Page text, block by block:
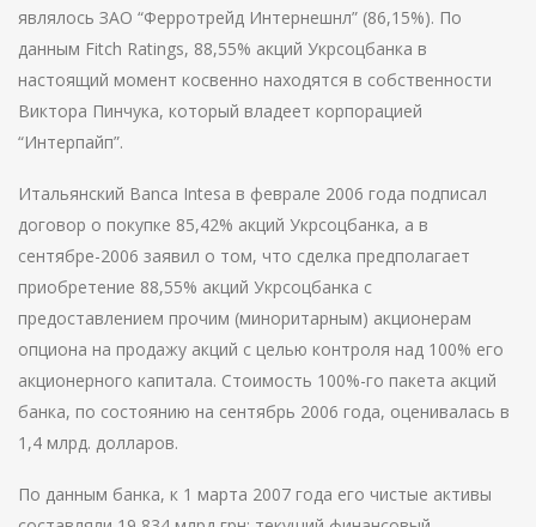
являлось ЗАО “Ферротрейд Интернешнл” (86,15%). По
данным Fitch Ratings, 88,55% акций Укрсоцбанка в
настоящий момент косвенно находятся в собственности
Виктора Пинчука, который владеет корпорацией
“Интерпайп”.
Итальянский Banca Intesa в феврале 2006 года подписал
договор о покупке 85,42% акций Укрсоцбанка, а в
сентябре-2006 заявил о том, что сделка предполагает
приобретение 88,55% акций Укрсоцбанка с
предоставлением прочим (миноритарным) акционерам
опциона на продажу акций с целью контроля над 100% его
акционерного капитала. Стоимость 100%-го пакета акций
банка, по состоянию на сентябрь 2006 года, оценивалась в
1,4 млрд. долларов.
По данным банка, к 1 марта 2007 года его чистые активы